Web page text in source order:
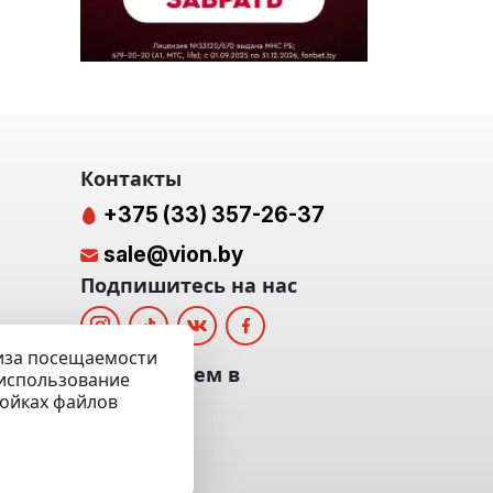
посещаемости
файлов
Контакты
+375 (33) 357-26-37
sale@vion.by
Подпишитесь на нас
Мы отвечаем в